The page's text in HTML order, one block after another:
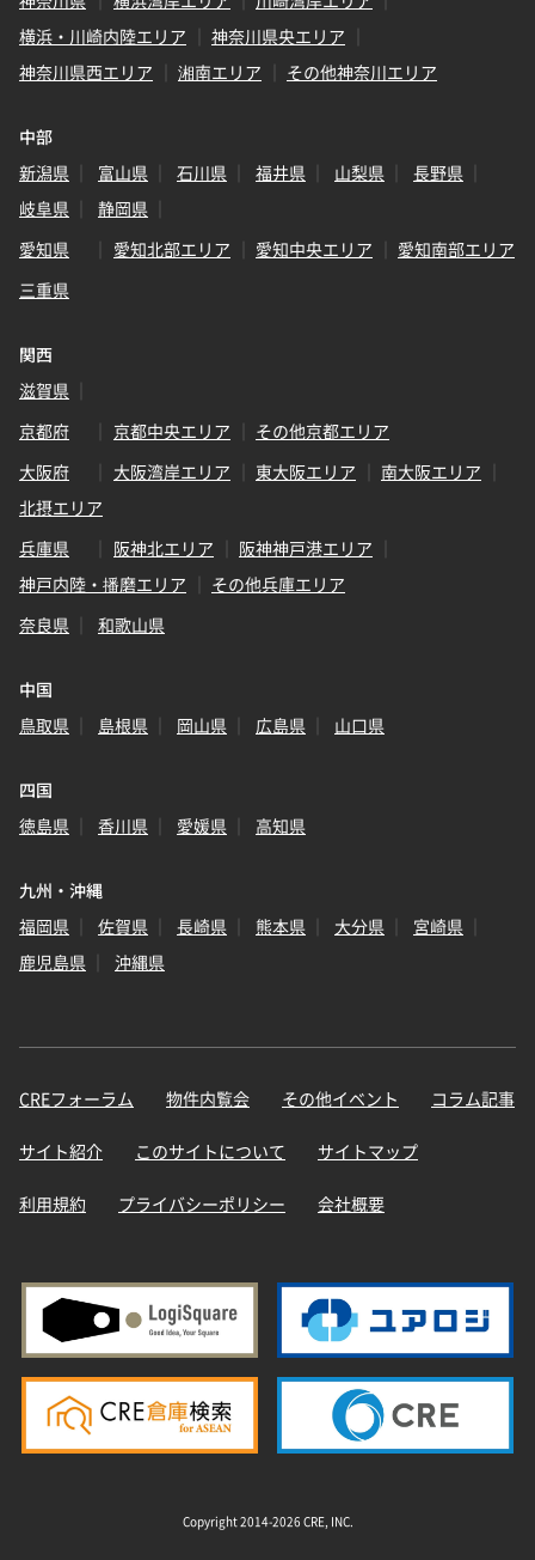
横浜・川崎内陸エリア
神奈川県央エリア
神奈川県西エリア
湘南エリア その他神奈川エリア
中部
新潟県
富山県 石川県 福井県 山梨県
長野県
岐阜県
静岡県
愛知県
愛知北部エリア 愛知中央エリア
愛知南部エリア
三重県
関西
滋賀県
京都府
京都中央エリア
その他京都エリア
大阪府
大阪湾岸エリア 東大阪エリア
南大阪エリア
北摂エリア
兵庫県
阪神北エリア
阪神神戸港エリア
神戸内陸・播磨エリア
その他兵庫エリア
奈良県
和歌山県
中国
鳥取県
島根県 岡山県 広島県 山口県
四国
徳島県
香川県 愛媛県 高知県
九州・沖縄
福岡県
佐賀県 長崎県 熊本県 大分県
宮崎県
鹿児島県
沖縄県
CREフォーラム 物件内覧会 その他イベント コラム記事
サイト紹介 このサイトについて サイトマップ
利用規約 プライバシーポリシー 会社概要
Copyright 2014-2026 CRE, INC.